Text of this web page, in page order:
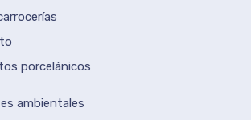
porcelánicos
ambientales